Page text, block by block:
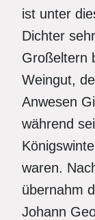
ist unter
Dichter
Großeltern
Weingut,
Anwesen
während
waren.
übernahm
Johann